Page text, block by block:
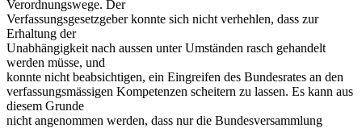
Verordnungswege. Der
Verfassungsgesetzgeber konnte sich nicht verhehlen, dass zur
Erhaltung der
Unabhängigkeit nach aussen unter Umständen rasch gehandelt
werden müsse, und
konnte nicht beabsichtigen, ein Eingreifen des Bundesrates an den
verfassungsmässigen Kompetenzen scheitern zu lassen. Es kann aus
diesem Grunde
nicht angenommen werden, dass nur die Bundesversammlung